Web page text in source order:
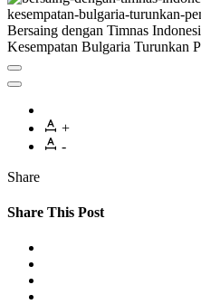
Bersaing dengan Timnas
Kesempatan Bulgaria Turunkan
+
-
Share
Share This Post